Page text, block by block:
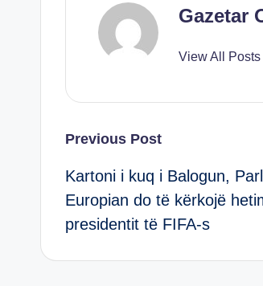
A
p
n
g
Gazetar
View All Posts
Post
navigation
Previous Post
Kartoni i kuq i Balogun,
Europian do të kërkojë
presidentit të FIFA-s